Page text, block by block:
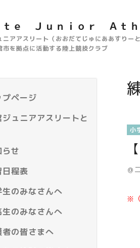
ｔｅ Ｊｕｎｉｏｒ Ａｔｈ
ニアアスリート（おおだてじゅにああすりー
市を拠点に活動する陸上競技クラブ
プページ
ジュニアアスリートと
らせ
日程表
生のみなさんへ
生のみなさんへ
者の皆さまへ
小
＠
※